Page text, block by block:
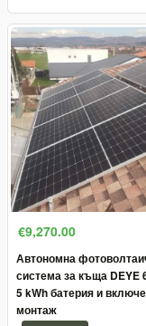
€9,270.00
Автономна
система за къща DEYE
5 kWh батерия и
монтаж